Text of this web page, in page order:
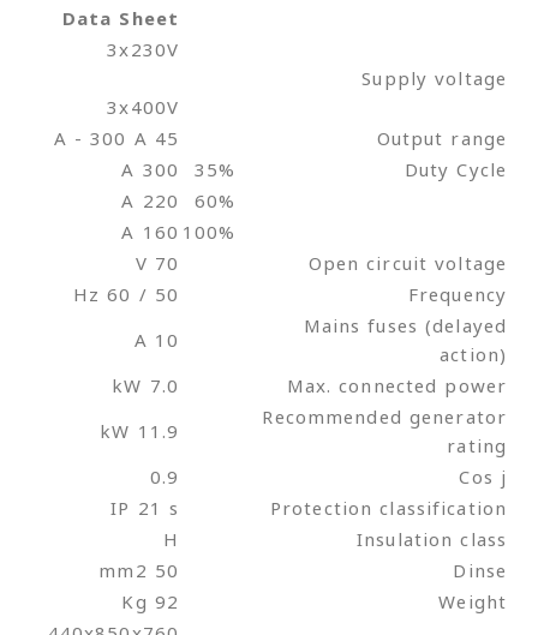
Data Sheet
Supply voltage
3x230V
3x400V
Output range
45 A - 300 A
Duty Cycle
35%
300 A
60%
220 A
100%
160 A
Open circuit voltage
70 V
Frequency
50 / 60 Hz
Mains fuses (delayed
action)
10 A
Max. connected power
7.0 kW
Recommended generator
rating
11.9 kW
Cos j
0.9
Protection classification
IP 21 s
Insulation class
H
Dinse
50 mm2
Weight
92 Kg